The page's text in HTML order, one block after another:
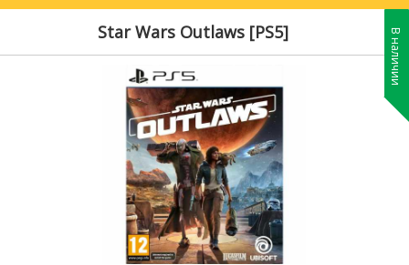
Star Wars Outlaws [PS5] В наличии